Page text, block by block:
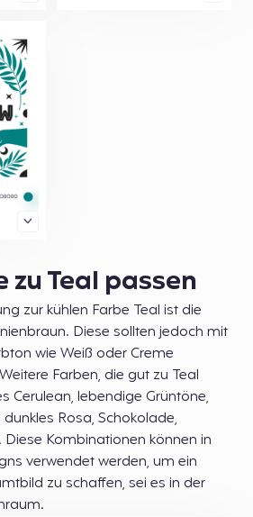
zu Teal passen
zur kühlen Farbe Teal ist die
Diese sollten jedoch mit
wie Weiß oder Creme
Farben, die gut zu Teal
Cerulean, lebendige Grüntöne,
Rosa, Schokolade,
Kombinationen können in
verwendet werden, um ein
zu schaffen, sei es in der